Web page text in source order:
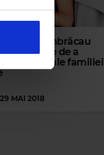
în
| Cum se îmbrăcau
înainte de a
membre ale familiei
MAI 2018